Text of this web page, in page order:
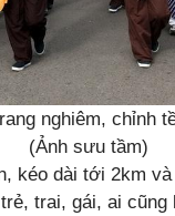
nghiêm, chỉnh
(Ảnh sưu tầm)
kéo dài tới 2km và
trai, gái, ai cũng